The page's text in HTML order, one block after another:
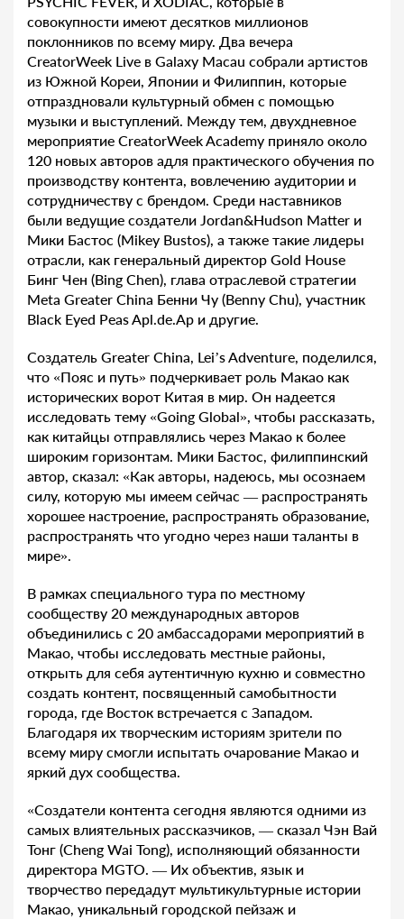
совокупности имеют десятков миллионов
поклонников по всему миру. Два вечера
CreatorWeek Live в Galaxy Macau собрали артистов
из Южной Кореи, Японии и Филиппин, которые
отпраздновали культурный обмен с помощью
музыки и выступлений. Между тем, двухдневное
мероприятие CreatorWeek Academy приняло около
120 новых авторов адля практического обучения по
производству контента, вовлечению аудитории и
сотрудничеству с брендом. Среди наставников
были ведущие создатели Jordan&Hudson Matter и
Мики Бастос (Mikey Bustos), а также такие лидеры
отрасли, как генеральный директор Gold House
Бинг Чен (Bing Chen), глава отраслевой стратегии
Meta Greater China Бенни Чу (Benny Chu), участник
Black Eyed Peas Apl.de.Ap и другие.
Создатель Greater China, Lei’s Adventure, поделился,
что «Пояс и путь» подчеркивает роль Макао как
исторических ворот Китая в мир. Он надеется
исследовать тему «Going Global», чтобы рассказать,
как китайцы отправлялись через Макао к более
широким горизонтам. Мики Бастос, филиппинский
автор, сказал: «Как авторы, надеюсь, мы осознаем
силу, которую мы имеем сейчас — распространять
хорошее настроение, распространять образование,
распространять что угодно через наши таланты в
мире».
В рамках специального тура по местному
сообществу 20 международных авторов
объединились с 20 амбассадорами мероприятий в
Макао, чтобы исследовать местные районы,
открыть для себя аутентичную кухню и совместно
создать контент, посвященный самобытности
города, где Восток встречается с Западом.
Благодаря их творческим историям зрители по
всему миру смогли испытать очарование Макао и
яркий дух сообщества.
«Создатели контента сегодня являются одними из
самых влиятельных рассказчиков, — сказал Чэн Вай
Тонг (Cheng Wai Tong), исполняющий обязанности
директора MGTO. — Их объектив, язык и
творчество передадут мультикультурные истории
Макао, уникальный городской пейзаж и